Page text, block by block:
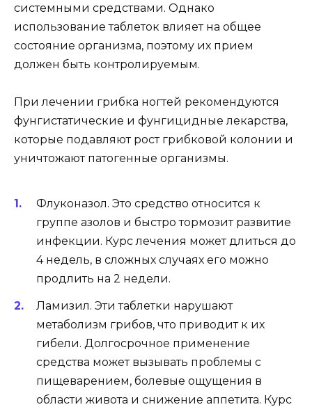
системными средствами. Однако
использование таблеток влияет на общее
состояние организма, поэтому их прием
должен быть контролируемым.
При лечении грибка ногтей рекомендуются
фунгистатические и фунгицидные лекарства,
которые подавляют рост грибковой колонии и
уничтожают патогенные организмы.
Флуконазол. Это средство относится к
группе азолов и быстро тормозит развитие
инфекции. Курс лечения может длиться до
4 недель, в сложных случаях его можно
продлить на 2 недели.
Ламизил. Эти таблетки нарушают
метаболизм грибов, что приводит к их
гибели. Долгосрочное применение
средства может вызывать проблемы с
пищеварением, болевые ощущения в
области живота и снижение аппетита. Курс